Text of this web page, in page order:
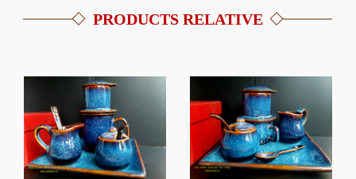
PRODUCTS RELATIVE